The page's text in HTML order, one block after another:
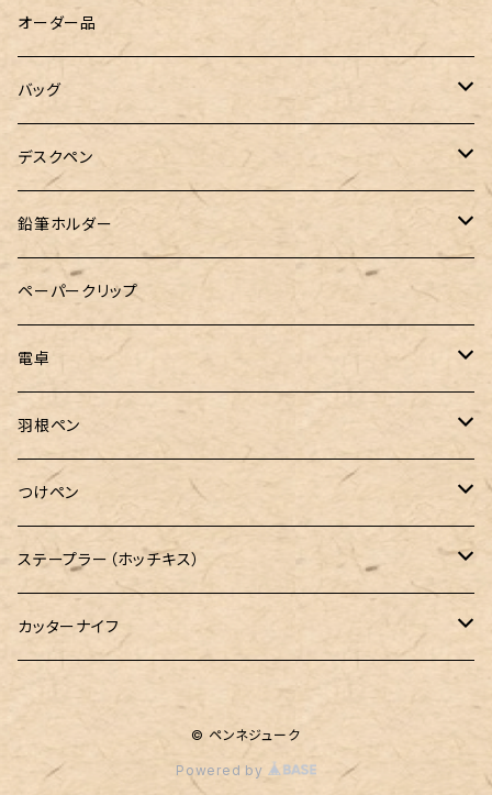
WATERMAN（ウォーターマン）
工房sokoharo（そこはろ）
グラスマーカー
バッグハンガー
オーダー品
バッグ
&Liebe(アンドリーベ)
デスクペン
24季 スタビライズドウッド
鉛筆ホルダー
LOGステーショナリー
ペーパークリップ
電卓
CASIO（カシオ）
羽根ペン
ボルトレッティ
ルビナート
つけペン
ボルトレッティ
ステープラー（ホッチキス）
エルカスコ
カッターナイフ
© ペンネジューク
Powered by